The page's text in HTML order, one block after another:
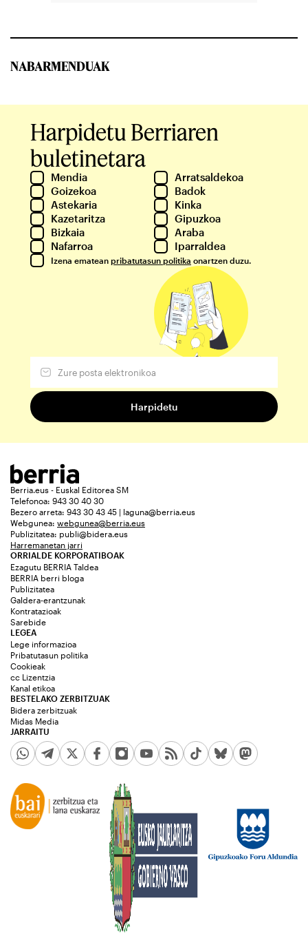
NABARMENDUAK
Harpidetu Berriaren
buletinetara
Mendia
Arratsaldekoa
Goizekoa
Badok
Astekaria
Kinka
Kazetaritza
Gipuzkoa
Bizkaia
Araba
Nafarroa
Iparraldea
Izena ematean pribatutasun politika onartzen duzu.
Berria.eus - Euskal Editorea SM
Telefonoa: 943 30 40 30
Bezero arreta: 943 30 43 45 | laguna@berria.eus
Webgunea: webgunea@berria.eus
Publizitatea: publi@bidera.eus
Harremanetan jarri
ORRIALDE KORPORATIBOAK
Ezagutu BERRIA Taldea
BERRIA berri bloga
Publizitatea
Galdera-erantzunak
Kontratazioak
Sarebide
JARRAITU
LEGEA
Lege informazioa
Pribatutasun politika
Cookieak
cc Lizentzia
Kanal etikoa
BESTELAKO ZERBITZUAK
Bidera zerbitzuak
Midas Media